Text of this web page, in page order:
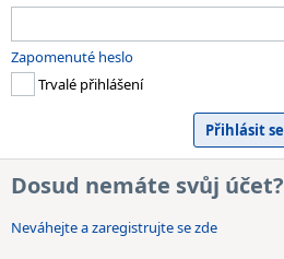
Zapomenuté heslo
Trvalé přihlášení
Dosud nemáte svůj účet?
Neváhejte a zaregistrujte se zde